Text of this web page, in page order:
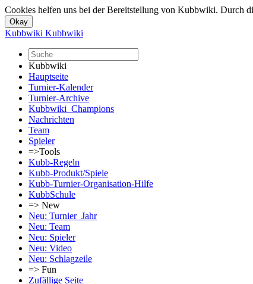
Cookies helfen uns bei der Bereitstellung von Kubbwiki. Durch
Kubbwiki Kubbwiki
Kubbwiki
Hauptseite
Turnier-Kalender
Turnier-Archive
Kubbwiki_Champions
Nachrichten
Team
Spieler
=>Tools
Kubb-Regeln
Kubb-Produkt/Spiele
Kubb-Turnier-Organisation-Hilfe
KubbSchule
=> New
Neu: Turnier_Jahr
Neu: Team
Neu: Spieler
Neu: Video
Neu: Schlagzeile
=> Fun
Zufällige Seite